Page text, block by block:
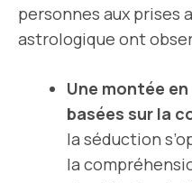
personnes aux prises
astrologique ont
Une montée
basées sur la
la séduction
la